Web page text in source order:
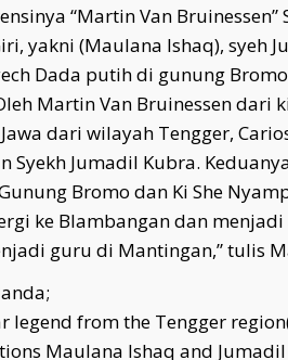
“Martin Van
yakni (Maulana Ishaq), syeh
Dada putih di gunung
Martin Van Bruinessen dari
dari wilayah Tengger,
Syekh Jumadil Kubra.
Bromo dan Ki She
ke Blambangan dan menjadi
guru di Mantingan,” tulis
legend from the Tengger
Maulana Ishaq and